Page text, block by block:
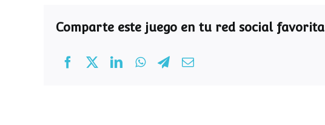
Comparte este juego en tu red social favorita